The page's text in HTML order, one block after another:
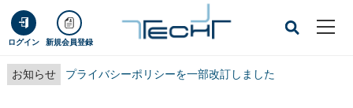
ログイン 新規会員登録
お知らせ プライバシーポリシーを一部改訂しました